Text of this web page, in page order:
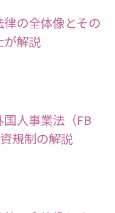
の全体像とその
が解説
人事業法（FB
規制の解説